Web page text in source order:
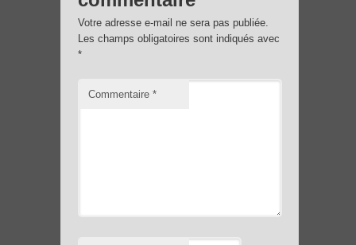
Votre adresse e-mail ne sera pas publiée.
Les champs obligatoires sont indiqués avec
*
Commentaire *